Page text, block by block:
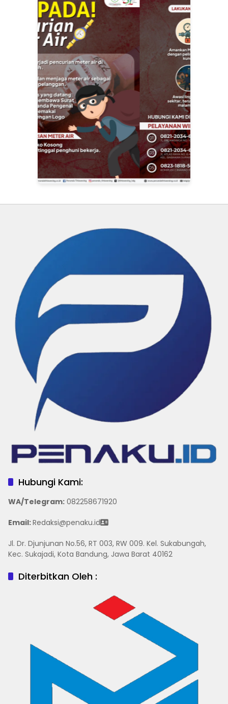
Hubungi Kami:
WA/Telegram: 082258671920
Email:Redaksi@penaku.id
Jl. Dr. Djunjunan No.56, RT 003, RW 009. Kel. Sukabungah,
Kec. Sukajadi, Kota Bandung, Jawa Barat 40162
Diterbitkan Oleh :